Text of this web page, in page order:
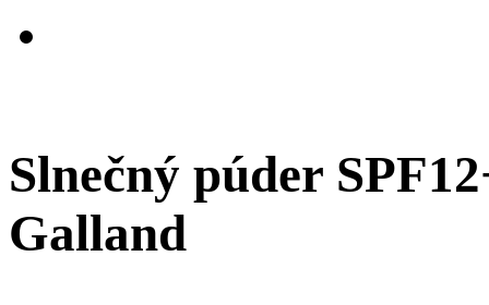
Slnečný púder
Galland